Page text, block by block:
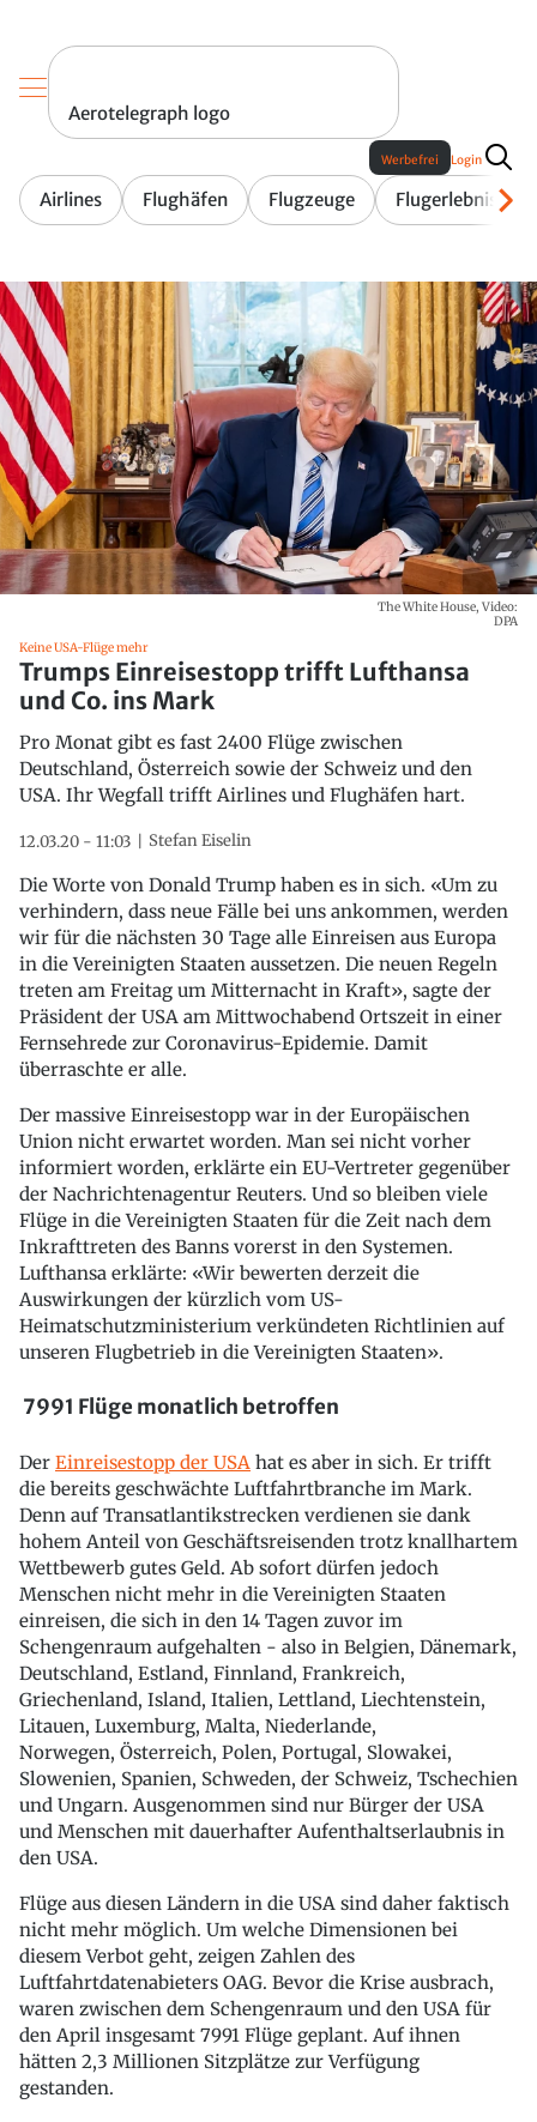
Aerotelegraph logo
Airlines Flughäfen Flugzeuge Flugerlebnis
Werbefrei Login
The White House, Video:
DPA
Keine USA-Flüge mehr
Trumps Einreisestopp trifft Lufthansa
und Co. ins Mark
Pro Monat gibt es fast 2400 Flüge zwischen
Deutschland, Österreich sowie der Schweiz und den
USA. Ihr Wegfall trifft Airlines und Flughäfen hart.
12.03.20 - 11:03 Stefan Eiselin
Die Worte von Donald Trump haben es in sich. «Um zu
verhindern, dass neue Fälle bei uns ankommen, werden
wir für die nächsten 30 Tage alle Einreisen aus Europa
in die Vereinigten Staaten aussetzen. Die neuen Regeln
treten am Freitag um Mitternacht in Kraft», sagte der
Präsident der USA am Mittwochabend Ortszeit in einer
Fernsehrede zur Coronavirus-Epidemie. Damit
überraschte er alle.
Der massive Einreisestopp war in der Europäischen
Union nicht erwartet worden. Man sei nicht vorher
informiert worden, erklärte ein EU-Vertreter gegenüber
der Nachrichtenagentur Reuters. Und so bleiben viele
Flüge in die Vereinigten Staaten für die Zeit nach dem
Inkrafttreten des Banns vorerst in den Systemen.
Lufthansa erklärte: «Wir bewerten derzeit die
Auswirkungen der kürzlich vom US-
Heimatschutzministerium verkündeten Richtlinien auf
unseren Flugbetrieb in die Vereinigten Staaten».
7991 Flüge monatlich betroffen
Der Einreisestopp der USA hat es aber in sich. Er trifft
die bereits geschwächte Luftfahrtbranche im Mark.
Denn auf Transatlantikstrecken verdienen sie dank
hohem Anteil von Geschäftsreisenden trotz knallhartem
Wettbewerb gutes Geld. Ab sofort dürfen jedoch
Menschen nicht mehr in die Vereinigten Staaten
einreisen, die sich in den 14 Tagen zuvor im
Schengenraum aufgehalten - also in Belgien, Dänemark,
Deutschland, Estland, Finnland, Frankreich,
Griechenland, Island, Italien, Lettland, Liechtenstein,
Litauen, Luxemburg, Malta, Niederlande,
Norwegen, Österreich, Polen, Portugal, Slowakei,
Slowenien, Spanien, Schweden, der Schweiz, Tschechien
und Ungarn. Ausgenommen sind nur Bürger der USA
und Menschen mit dauerhafter Aufenthaltserlaubnis in
den USA.
Flüge aus diesen Ländern in die USA sind daher faktisch
nicht mehr möglich. Um welche Dimensionen bei
diesem Verbot geht, zeigen Zahlen des
Luftfahrtdatenabieters OAG. Bevor die Krise ausbrach,
waren zwischen dem Schengenraum und den USA für
den April insgesamt 7991 Flüge geplant. Auf ihnen
hätten 2,3 Millionen Sitzplätze zur Verfügung
gestanden.